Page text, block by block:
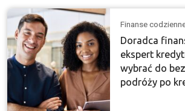
Finanse
Doradca
ekspert
wybrać do
podróży po